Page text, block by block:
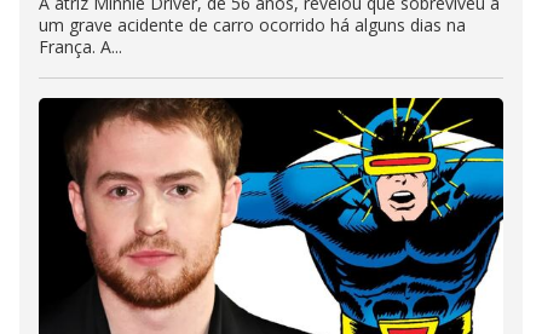
um grave acidente de carro ocorrido há alguns dias na
França. A...